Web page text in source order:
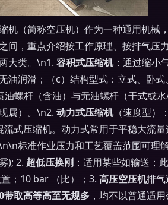
机（简称空压机）作为一种通用机械
间，重点介绍按工作原理、按排气压
大类。\n1. 容积式压缩机：通过缩小
油润滑；（c）结构型式：立式、卧
油螺杆（含油）与无油螺杆（干式
属）。\n2. 动力式压缩机（速度型）
流式压缩机。动力式常用于平稳大
标准作业压力和工艺覆盖范围可理
); 2. 超低压换刚 ：适用某些如输送；
；10 bar （比）；3. 高压空压机排
带取高等高至无规多 ，均不以普通适